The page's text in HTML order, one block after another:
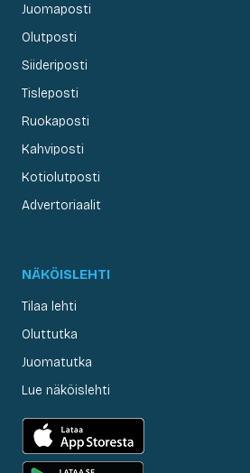
Juomaposti
Olutposti
Siideriposti
Tisleposti
Ruokaposti
Kahviposti
Kotiolutposti
Advertoriaalit
NÄKÖISLEHTI
Tilaa lehti
Oluttutka
Juomatutka
Lue näköislehti